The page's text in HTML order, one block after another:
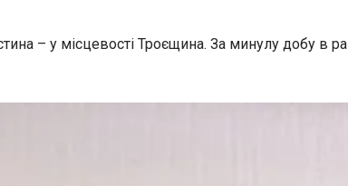
– у місцевості Троєщина. За минулу добу в